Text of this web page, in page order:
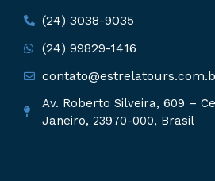
(24) 3038-9035
(24) 99829-1416
Av. Roberto Silveira, 609 –
Janeiro, 23970-000, Brasil